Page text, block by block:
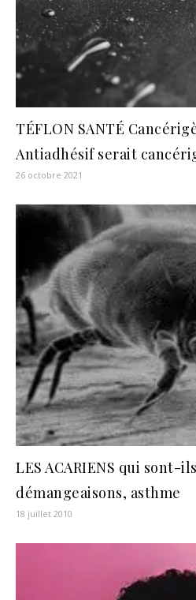
TÉFLON SANTÉ
Antiadhésif serait
26 octobre 2021
LES ACARIENS qui sont-
démangeaisons, asthme
18 juillet 2010